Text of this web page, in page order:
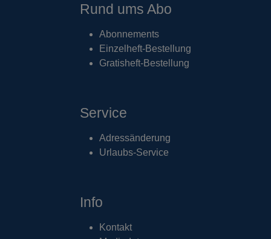
Rund ums Abo
Abonnements
Einzelheft-Bestellung
Gratisheft-Bestellung
Service
Adressänderung
Urlaubs-Service
Info
Kontakt